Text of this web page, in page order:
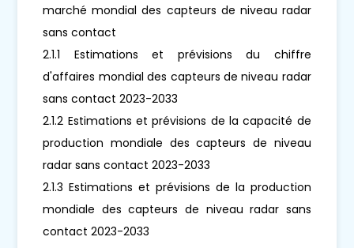
marché mondial des capteurs de niveau radar
sans contact
2.1.1 Estimations et prévisions du chiffre
d'affaires mondial des capteurs de niveau radar
sans contact 2023-2033
2.1.2 Estimations et prévisions de la capacité de
production mondiale des capteurs de niveau
radar sans contact 2023-2033
2.1.3 Estimations et prévisions de la production
mondiale des capteurs de niveau radar sans
contact 2023-2033